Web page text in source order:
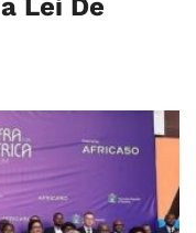
Lei De